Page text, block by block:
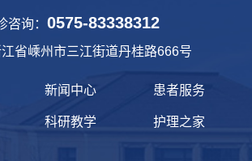
咨询： 0575-83338312
省嵊州市三江街道丹桂路666号
新闻中心 患者服务
科研教学 护理之家